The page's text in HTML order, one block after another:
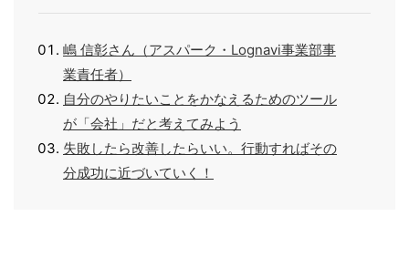
嶋 信彰さん（アスパーク・Lognavi事業部事
業責任者）
自分のやりたいことをかなえるためのツール
が「会社」だと考えてみよう
失敗したら改善したらいい。行動すればその
分成功に近づいていく！